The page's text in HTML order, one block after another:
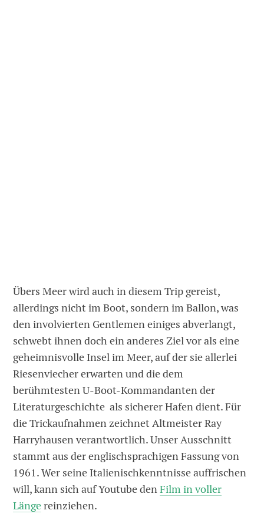
Übers Meer wird auch in diesem Trip gereist,
allerdings nicht im Boot, sondern im Ballon, was
den involvierten Gentlemen einiges abverlangt,
schwebt ihnen doch ein anderes Ziel vor als eine
geheimnisvolle Insel im Meer, auf der sie allerlei
Riesenviecher erwarten und die dem
berühmtesten U-Boot-Kommandanten der
Literaturgeschichte als sicherer Hafen dient. Für
die Trickaufnahmen zeichnet Altmeister Ray
Harryhausen verantwortlich. Unser Ausschnitt
stammt aus der englischsprachigen Fassung von
1961. Wer seine Italienischkenntnisse auffrischen
will, kann sich auf Youtube denFilm in voller
Längereinziehen.